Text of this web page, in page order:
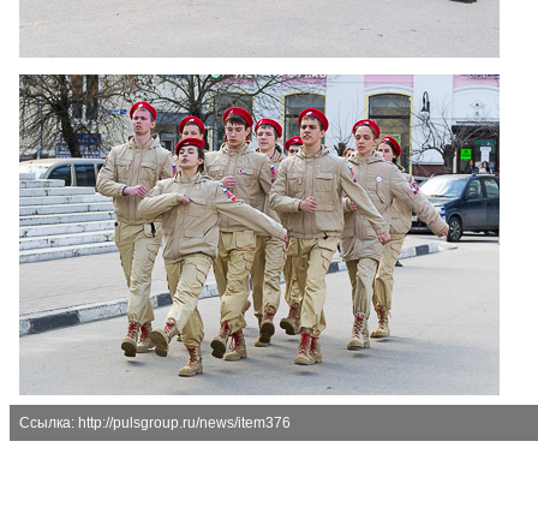
Ссылка: http://pulsgroup.ru/news/item376